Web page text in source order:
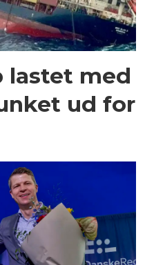
lastet med
ud for